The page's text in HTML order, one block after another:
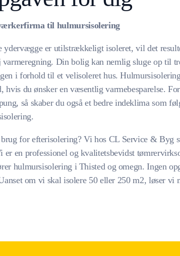
til hulmursisolering
ydervægge er utilstrækkeligt isoleret, vil det
Din bolig kan nemlig sluge op til
i forhold til et velisoleret hus.
hvis du ønsker en væsentlig varmebesparelse.
så skaber du også et bedre indeklima som
for efterisolering? Vi hos CL Service & Byg
er en professionel og kvalitetsbevidst
hulmursisolering i Thisted og omegn. Ingen
om vi skal isolere 50 eller 250 m2, løser vi